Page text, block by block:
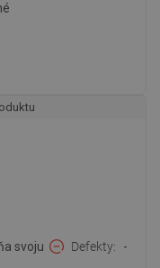
svoju
Defekty -